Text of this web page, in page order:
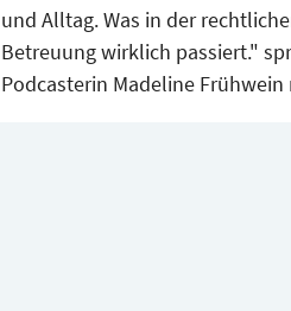
Berufsbetreuer*innen?
und Alltag. Was in der
Betreuung wirklich passiert."
Podcasterin Madeline Frühwein